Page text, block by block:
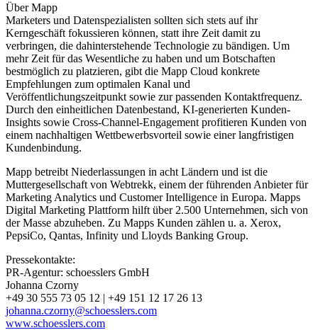
Über Mapp
Marketers und Datenspezialisten sollten sich stets auf ihr
Kerngeschäft fokussieren können, statt ihre Zeit damit zu
verbringen, die dahinterstehende Technologie zu bändigen. Um
mehr Zeit für das Wesentliche zu haben und um Botschaften
bestmöglich zu platzieren, gibt die Mapp Cloud konkrete
Empfehlungen zum optimalen Kanal und
Veröffentlichungszeitpunkt sowie zur passenden Kontaktfrequenz.
Durch den einheitlichen Datenbestand, KI-generierten Kunden-
Insights sowie Cross-Channel-Engagement profitieren Kunden von
einem nachhaltigen Wettbewerbsvorteil sowie einer langfristigen
Kundenbindung.
Mapp betreibt Niederlassungen in acht Ländern und ist die
Muttergesellschaft von Webtrekk, einem der führenden Anbieter für
Marketing Analytics und Customer Intelligence in Europa. Mapps
Digital Marketing Plattform hilft über 2.500 Unternehmen, sich von
der Masse abzuheben. Zu Mapps Kunden zählen u. a. Xerox,
PepsiCo, Qantas, Infinity und Lloyds Banking Group.
Pressekontakte:
PR-Agentur: schoesslers GmbH
Johanna Czorny
+49 30 555 73 05 12 | +49 151 12 17 26 13
johanna.czorny@schoesslers.com
www.schoesslers.com